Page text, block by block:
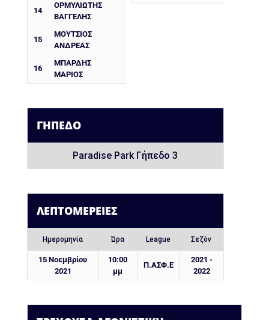
14
ΟΡΜΥΛΙΩΤΗΣ
ΒΑΓΓΕΛΗΣ
15
ΜΟΥΤΣΙΟΣ
ΑΝΔΡΕΑΣ
16
ΜΠΑΡΔΗΣ
ΜΑΡΙΟΣ
ΓΉΠΕΔΟ
Paradise Park Γήπεδο 3
ΛΕΠΤΟΜΈΡΕΙΕΣ
Ημερομηνία Ώρα League Σεζόν
15 Νοεμβρίου
2021
10:00
μμ
Π.ΑΣΦ.Ε
2021 -
2022